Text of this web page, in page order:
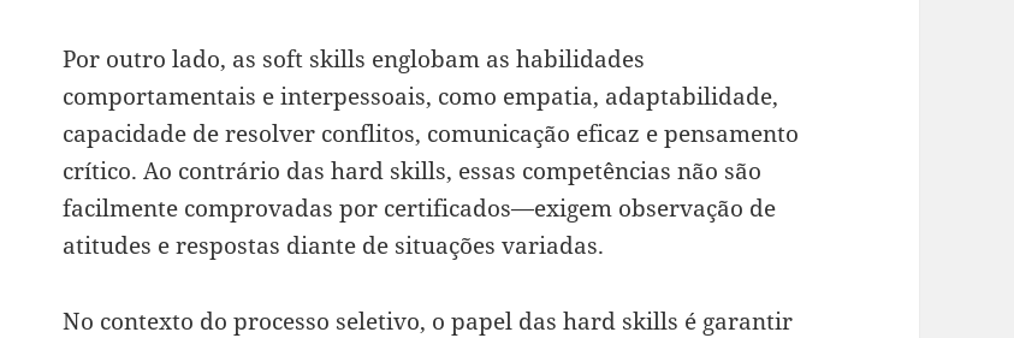
Por outro lado, as soft skills englobam as habilidades
comportamentais e interpessoais, como empatia, adaptabilidade,
capacidade de resolver conflitos, comunicação eficaz e pensamento
crítico. Ao contrário das hard skills, essas competências não são
facilmente comprovadas por certificados—exigem observação de
atitudes e respostas diante de situações variadas.
No contexto do processo seletivo, o papel das hard skills é garantir